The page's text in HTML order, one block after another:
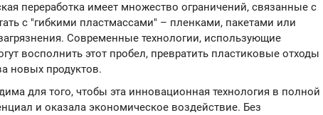
переработка имеет множество ограничений, связанные с
с "гибкими пластмассами" – пленками, пакетами или
Современные технологии, использующие
восполнить этот пробел, превратить пластиковые отходы
новых продуктов.
для того, чтобы эта инновационная технология в полной
и оказала экономическое воздействие. Без